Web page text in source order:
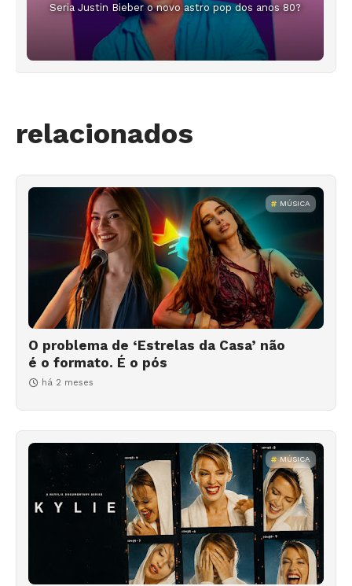
Seria Justin Bieber o novo astro pop dos anos 80?
relacionados
MÚSICA
O problema de ‘Estrelas da Casa’ não
é o formato. É o pós
há 2 meses
MÚSICA